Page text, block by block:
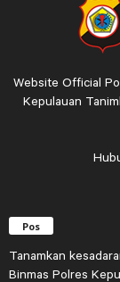
Website Official
Kepulauan
Pos
Tanamkan
Binmas Polres